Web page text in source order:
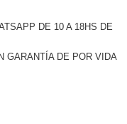
DE 10 A 18HS DE
GARANTÍA DE POR VIDA